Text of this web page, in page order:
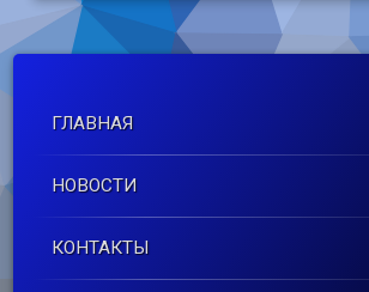
ГЛАВНАЯ
НОВОСТИ
КОНТАКТЫ